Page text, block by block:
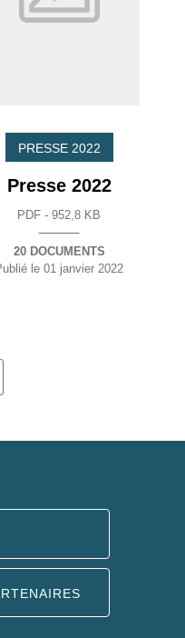
PRESSE 2022
Presse 2022
PDF - 952,8 KB
20 DOCUMENTS
le 01 janvier 2022